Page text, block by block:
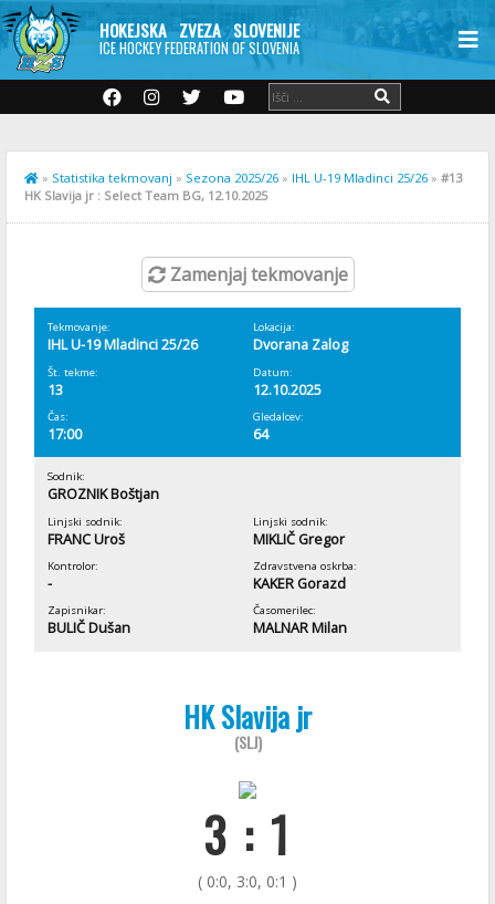
HOKEJSKA ZVEZA SLOVENIJE
ICE HOCKEY FEDERATION OF SLOVENIA
» Statistika tekmovanj » Sezona 2025/26 » IHL U-19 Mladinci 25/26 » #13
HK Slavija jr : Select Team BG, 12.10.2025
Zamenjaj tekmovanje
Tekmovanje:
IHL U-19 Mladinci 25/26
Lokacija:
Dvorana Zalog
Št. tekme:
13
Datum:
12.10.2025
Čas:
17:00
Gledalcev:
64
Sodnik:
GROZNIK Boštjan
Linjski sodnik:
FRANC Uroš
Linjski sodnik:
MIKLIČ Gregor
Kontrolor:
-
Zdravstvena oskrba:
KAKER Gorazd
Zapisnikar:
BULIČ Dušan
Časomerilec:
MALNAR Milan
HK Slavija jr
(SLJ)
3 : 1
( 0:0, 3:0, 0:1 )